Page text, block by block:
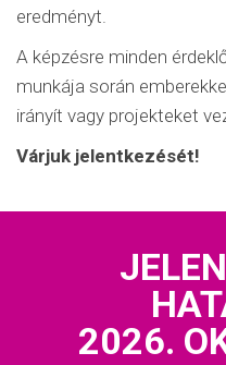
eredményt.
A képzésre minden
munkája során
irányít vagy projekteket
Várjuk jelentkezését!
2026.